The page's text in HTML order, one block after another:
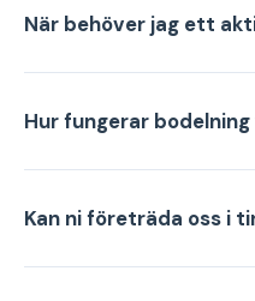
När behöver jag ett
Hur fungerar
Kan ni företräda oss i